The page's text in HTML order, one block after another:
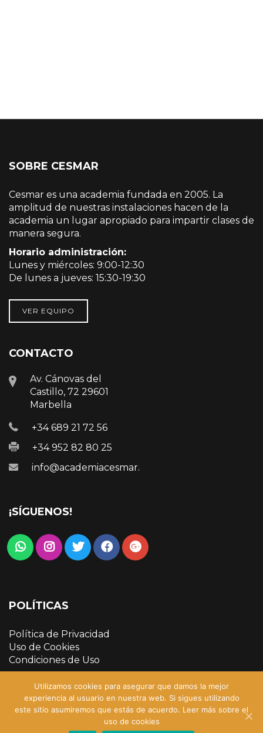
SOBRE CESMAR
Cesmar es una academia fundada en 2005. La
amplitud de nuestras instalaciones hacen de la
academia un lugar apropiado para impartir clases de
manera segura.
Horario administración:
Lunes y miércoles: 9:00-12:30
De lunes a jueves: 15:30-19:30
VER EQUIPO
CONTACTO
Av. Cánovas del
Castillo, 72 29601
Marbella
+34 689 21 72 56
+34 952 82 80 25
info@academiacesmar.com
¡SÍGUENOS!
POLÍTICAS
Política de Privacidad
Uso de Cookies
Condiciones de Uso
Copyright © 2022 Academia Cesmar | Sitio creado
Utilizamos cookies para asegurar que damos la mejor
experiencia al usuario en nuestra web. Si sigues utilizando
este sitio asumiremos que estás de acuerdo. Leer más sobre el
uso de cookies